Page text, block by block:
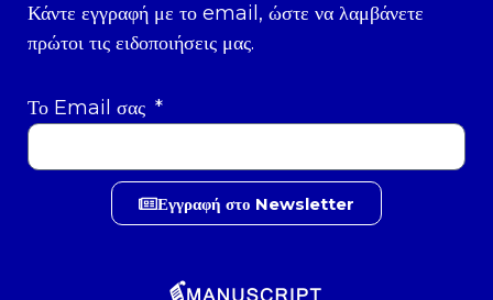
Κάντε εγγραφή με το email, ώστε να λαμβάνετε
πρώτοι τις ειδοποιήσεις μας.
Το Email σας
Εγγραφή στο Newsletter